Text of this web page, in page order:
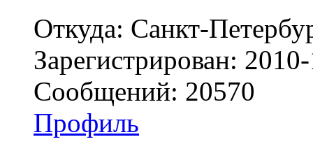
Откуда: Санкт-
Зарегистрирован:
Сообщений: 20570
Профиль